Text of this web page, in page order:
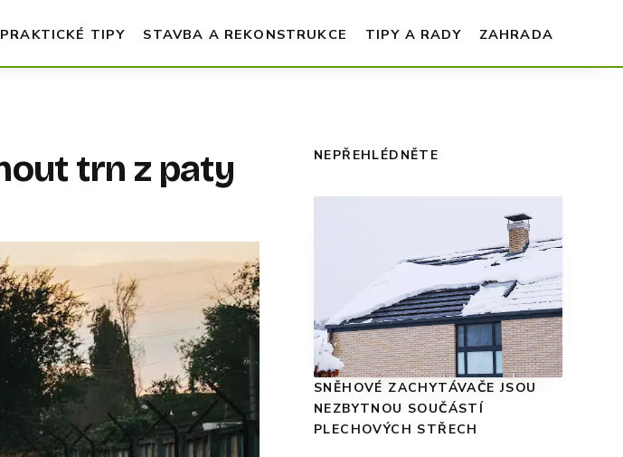
PRAKTICKÉ TIPY STAVBA A REKONSTRUKCE TIPY A RADY ZAHRADA
trn z paty NEPŘEHLÉDNĚTE
SNĚHOVÉ ZACHYTÁVAČE JSOU
NEZBYTNOU SOUČÁSTÍ
PLECHOVÝCH STŘECH